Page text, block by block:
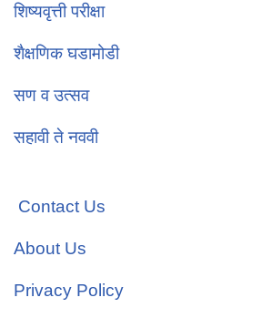
शिष्यवृत्ती परीक्षा
शैक्षणिक घडामोडी
सण व उत्सव
सहावी ते नववी
Contact Us
About Us
Privacy Policy